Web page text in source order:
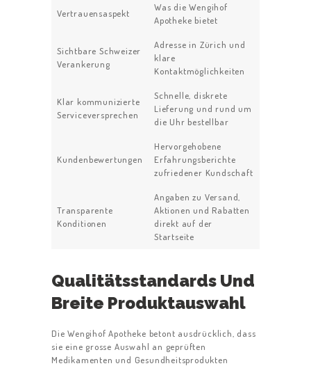
Vertrauensaspekt
Was die Wengihof
Apotheke bietet
Sichtbare Schweizer
Verankerung
Adresse in Zürich und
klare
Kontaktmöglichkeiten
Klar kommunizierte
Serviceversprechen
Schnelle, diskrete
Lieferung und rund um
die Uhr bestellbar
Kundenbewertungen
Hervorgehobene
Erfahrungsberichte
zufriedener Kundschaft
Transparente
Konditionen
Angaben zu Versand,
Aktionen und Rabatten
direkt auf der
Startseite
Qualitätsstandards Und
Breite Produktauswahl
Die Wengihof Apotheke betont ausdrücklich, dass
sie eine grosse Auswahl an geprüften
Medikamenten und Gesundheitsprodukten